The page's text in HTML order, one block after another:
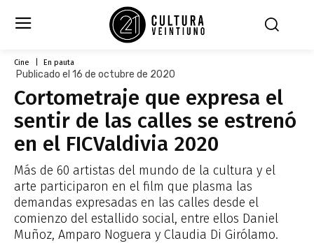
Cine En pauta
Publicado el 16 de octubre de 2020
Cortometraje que expresa el
sentir de las calles se estrenó
en el FICValdivia 2020
Más de 60 artistas del mundo de la cultura y el
arte participaron en el film que plasma las
demandas expresadas en las calles desde el
comienzo del estallido social, entre ellos Daniel
Muñoz, Amparo Noguera y Claudia Di Girólamo.